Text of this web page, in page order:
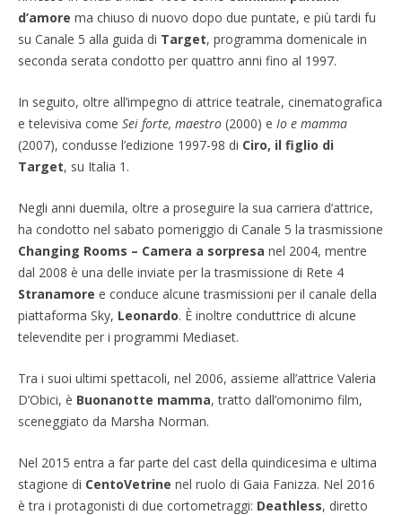
d’amore ma chiuso di nuovo dopo due puntate, e più tardi fu
su Canale 5 alla guida di Target, programma domenicale in
seconda serata condotto per quattro anni fino al 1997.
In seguito, oltre all’impegno di attrice teatrale, cinematografica
e televisiva come Sei forte, maestro(2000) e Io e mamma
(2007), condusse l’edizione 1997-98 di Ciro, il figlio di
Target, su Italia 1.
Negli anni duemila, oltre a proseguire la sua carriera d’attrice,
ha condotto nel sabato pomeriggio di Canale 5 la trasmissione
Changing Rooms – Camera a sorpresa nel 2004, mentre
dal 2008 è una delle inviate per la trasmissione di Rete 4
Stranamore e conduce alcune trasmissioni per il canale della
piattaforma Sky, Leonardo. È inoltre conduttrice di alcune
televendite per i programmi Mediaset.
Tra i suoi ultimi spettacoli, nel 2006, assieme all’attrice Valeria
D’Obici, è Buonanotte mamma, tratto dall’omonimo film,
sceneggiato da Marsha Norman.
Nel 2015 entra a far parte del cast della quindicesima e ultima
stagione di CentoVetrine nel ruolo di Gaia Fanizza. Nel 2016
è tra i protagonisti di due cortometraggi: Deathless, diretto